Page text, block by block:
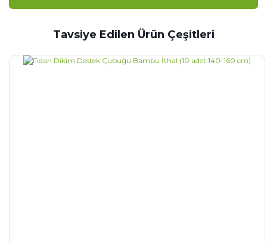
Tavsiye Edilen Ürün Çeşitleri